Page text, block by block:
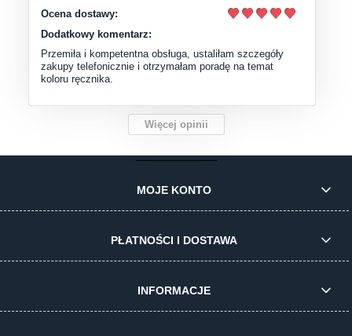
Ocena dostawy:
Dodatkowy komentarz:
Przemiła i kompetentna obsługa, ustaliłam szczegóły
zakupy telefonicznie i otrzymałam poradę na temat
koloru ręcznika.
Więcej opinii
MOJE KONTO
PŁATNOŚCI I DOSTAWA
INFORMACJE